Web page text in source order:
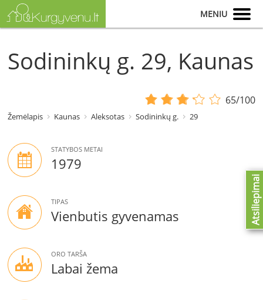
MENIU
Sodininkų g. 29, Kaunas
65/100
Žemėlapis Kaunas Aleksotas Sodininkų g. 29
STATYBOS METAI
1979
TIPAS
Vienbutis gyvenamas
ORO TARŠA
Labai žema
Atsiliepimai